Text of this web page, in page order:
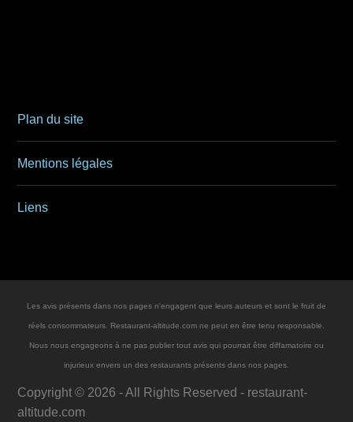
Plan du site
Mentions légales
Liens
Les avis présents dans nos pages n'engagent que leurs auteurs et sont le fruit de
réels consommateurs. Restaurant-altitude.com ne peut en être tenu responsable.
Nous nous engageons à ne pas publier tout avis qui pourrait être diffamatoire ou
injurieux envers un des restaurants présents dans nos pages.
Copyright © 2026 - All Rights Reserved - restaurant-
altitude.com